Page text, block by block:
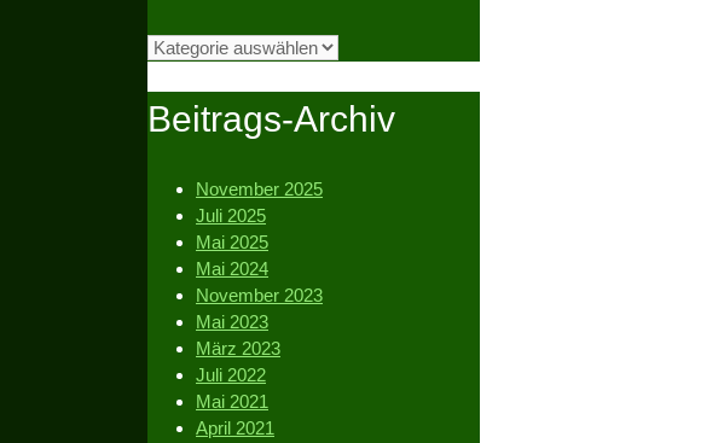
Bereiche
Beitrags-Archiv
November 2025
Juli 2025
Mai 2025
Mai 2024
November 2023
Mai 2023
März 2023
Juli 2022
Mai 2021
April 2021